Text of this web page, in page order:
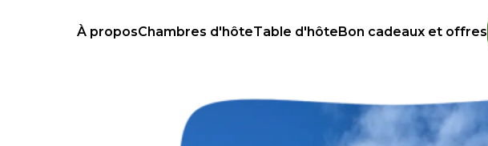
À proposChambres d'hôteTable d'hôteBon cadeaux et offres